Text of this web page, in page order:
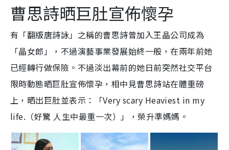
曹思詩晒巨肚宣佈懷孕
有「翻版唐詩詠」之稱的曹思詩曾加入王晶公司成為
「晶女郎」，不過演藝事業發展始終一般，在兩年前她
已經轉行做保險。不過淡出幕前的她日前突然社交平台
限時動態晒巨肚宣佈懷孕，相中見曹思詩站在體重磅
上，晒出巨肚並表示：「Very scary Heaviest in my
life.（好驚 人生中最重一次）」，榮升準媽媽。